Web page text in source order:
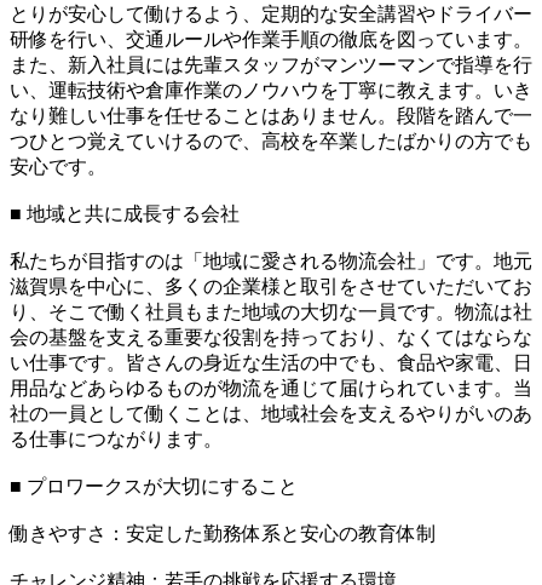
とりが安心して働けるよう、定期的な安全講習やドライバー
研修を行い、交通ルールや作業手順の徹底を図っています。
また、新入社員には先輩スタッフがマンツーマンで指導を行
い、運転技術や倉庫作業のノウハウを丁寧に教えます。いき
なり難しい仕事を任せることはありません。段階を踏んで一
つひとつ覚えていけるので、高校を卒業したばかりの方でも
安心です。
■ 地域と共に成長する会社
私たちが目指すのは「地域に愛される物流会社」です。地元
滋賀県を中心に、多くの企業様と取引をさせていただいてお
り、そこで働く社員もまた地域の大切な一員です。物流は社
会の基盤を支える重要な役割を持っており、なくてはならな
い仕事です。皆さんの身近な生活の中でも、食品や家電、日
用品などあらゆるものが物流を通じて届けられています。当
社の一員として働くことは、地域社会を支えるやりがいのあ
る仕事につながります。
■ プロワークスが大切にすること
働きやすさ：安定した勤務体系と安心の教育体制
チャレンジ精神：若手の挑戦を応援する環境